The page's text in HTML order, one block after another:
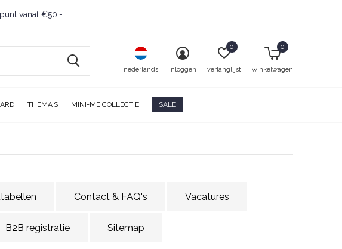
THEMA'S MINI-ME COLLECTIE SALE
nederlands inloggen verlanglijst
0
winkelwagen
0
vanaf €50,-
Contact & FAQ's Vacatures
B2B registratie Sitemap